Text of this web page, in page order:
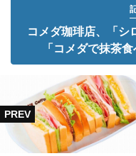
コメダ珈琲店、「
「コメダで抹茶